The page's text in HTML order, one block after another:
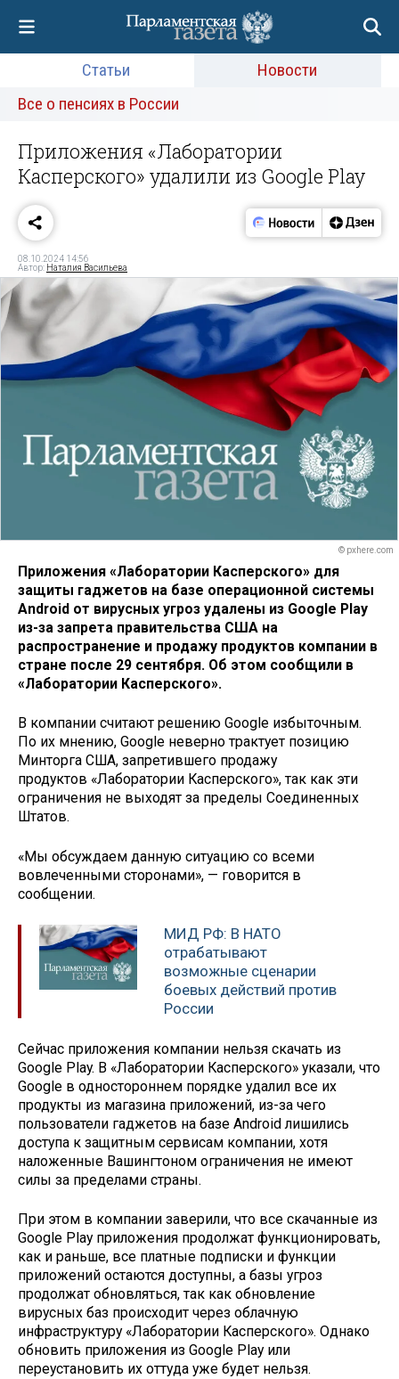
Статьи
Новости
Все о пенсиях в России
Приложения «Лаборатории
Касперского» удалили из Google Play
08.10.2024 14:56
Автор: Наталия Васильева
© pxhere.com
Приложения «Лаборатории Касперского» для
защиты гаджетов на базе операционной системы
Android от вирусных угроз удалены из Google Play
из-за запрета правительства США на
распространение и продажу продуктов компании в
стране после 29 сентября. Об этом сообщили в
«Лаборатории Касперского».
В компании считают решению Google избыточным.
По их мнению, Google неверно трактует позицию
Минторга США, запретившего продажу
продуктов «Лаборатории Касперского», так как эти
ограничения не выходят за пределы Соединенных
Штатов.
«Мы обсуждаем данную ситуацию со всеми
вовлеченными сторонами», — говорится в
сообщении.
МИД РФ: В НАТО
отрабатывают
возможные сценарии
боевых действий против
России
Сейчас приложения компании нельзя скачать из
Google Play. В «Лаборатории Касперского» указали, что
Google в одностороннем порядке удалил все их
продукты из магазина приложений, из-за чего
пользователи гаджетов на базе Android лишились
доступа к защитным сервисам компании, хотя
наложенные Вашингтоном ограничения не имеют
силы за пределами страны.
При этом в компании заверили, что все скачанные из
Google Play приложения продолжат функционировать,
как и раньше, все платные подписки и функции
приложений остаются доступны, а базы угроз
продолжат обновляться, так как обновление
вирусных баз происходит через облачную
инфраструктуру «Лаборатории Касперского». Однако
обновить приложения из Google Play или
переустановить их оттуда уже будет нельзя.